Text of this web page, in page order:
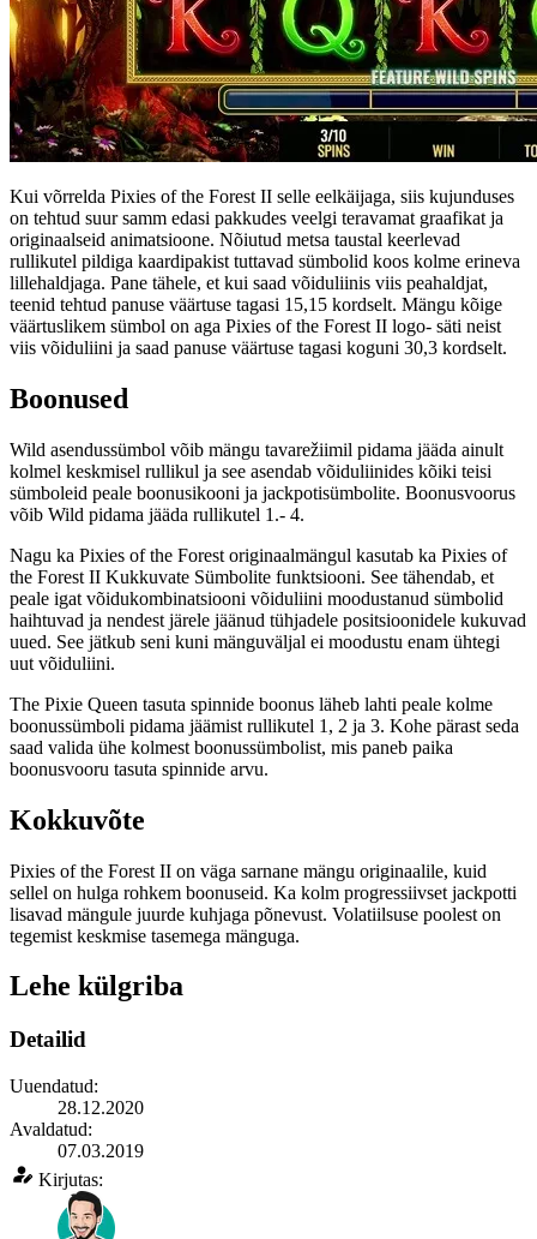
Kui võrrelda Pixies of the Forest II selle eelkäijaga, siis kujunduses
on tehtud suur samm edasi pakkudes veelgi teravamat graafikat ja
originaalseid animatsioone. Nõiutud metsa taustal keerlevad
rullikutel pildiga kaardipakist tuttavad sümbolid koos kolme erineva
lillehaldjaga. Pane tähele, et kui saad võiduliinis viis peahaldjat,
teenid tehtud panuse väärtuse tagasi 15,15 kordselt. Mängu kõige
väärtuslikem sümbol on aga Pixies of the Forest II logo- säti neist
viis võiduliini ja saad panuse väärtuse tagasi koguni 30,3 kordselt.
Boonused
Wild asendussümbol võib mängu tavarežiimil pidama jääda ainult
kolmel keskmisel rullikul ja see asendab võiduliinides kõiki teisi
sümboleid peale boonusikooni ja jackpotisümbolite. Boonusvoorus
võib Wild pidama jääda rullikutel 1.- 4.
Nagu ka Pixies of the Forest originaalmängul kasutab ka Pixies of
the Forest II Kukkuvate Sümbolite funktsiooni. See tähendab, et
peale igat võidukombinatsiooni võiduliini moodustanud sümbolid
haihtuvad ja nendest järele jäänud tühjadele positsioonidele kukuvad
uued. See jätkub seni kuni mänguväljal ei moodustu enam ühtegi
uut võiduliini.
The Pixie Queen tasuta spinnide boonus läheb lahti peale kolme
boonussümboli pidama jäämist rullikutel 1, 2 ja 3. Kohe pärast seda
saad valida ühe kolmest boonussümbolist, mis paneb paika
boonusvooru tasuta spinnide arvu.
Kokkuvõte
Pixies of the Forest II on väga sarnane mängu originaalile, kuid
sellel on hulga rohkem boonuseid. Ka kolm progressiivset jackpotti
lisavad mängule juurde kuhjaga põnevust. Volatiilsuse poolest on
tegemist keskmise tasemega mänguga.
Lehe külgriba
Detailid
Uuendatud:
28.12.2020
Avaldatud:
07.03.2019
Kirjutas: